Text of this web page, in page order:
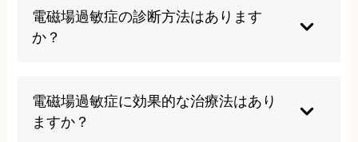
は化学物質が原因です。ただし、両方を併発する
患者も多く、相互に影響し合うことがあります。
電磁場過敏症の診断方法はあります
か？
詳細な聞き取りと、他の疾患の除外診断により総
合的に判断されることが多いです。
電磁場過敏症に効果的な治療法はあり
ますか？